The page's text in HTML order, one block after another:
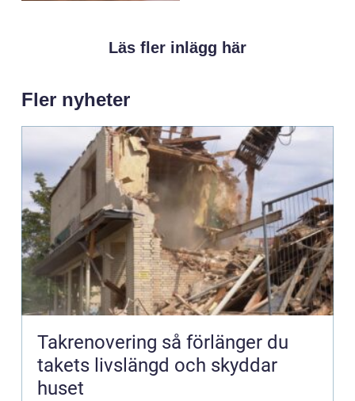
Läs fler inlägg här
Fler nyheter
Takrenovering så förlänger du
takets livslängd och skyddar
huset